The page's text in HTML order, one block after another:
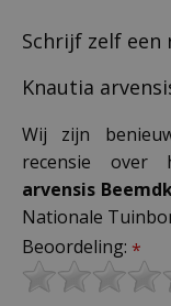
Schrijf zelf een
Knautia
Wij zijn
recensie
arvensis
Nationale
Beoordeling: *